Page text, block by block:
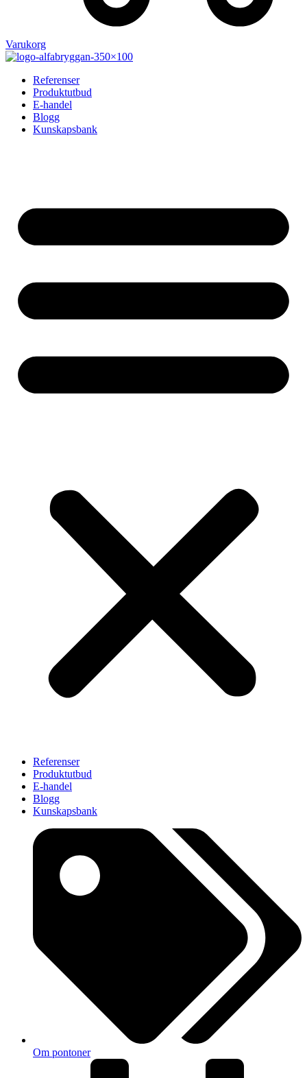
Varukorg
Referenser
Produktutbud
E-handel
Blogg
Kunskapsbank
Referenser
Produktutbud
E-handel
Blogg
Kunskapsbank
Om pontoner